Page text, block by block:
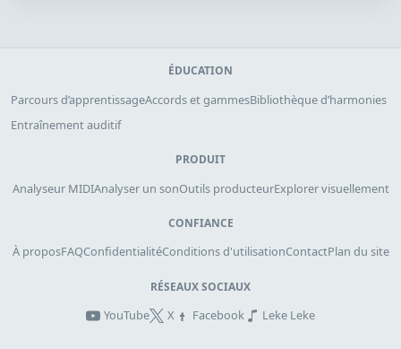
ÉDUCATION
Parcours d’apprentissageAccords et gammesBibliothèque d’harmonies
Entraînement auditif
PRODUIT
Analyseur MIDIAnalyser un sonOutils producteurExplorer visuellement
CONFIANCE
À proposFAQConfidentialitéConditions d'utilisationContactPlan du site
RÉSEAUX SOCIAUX
YouTube X Facebook Leke Leke